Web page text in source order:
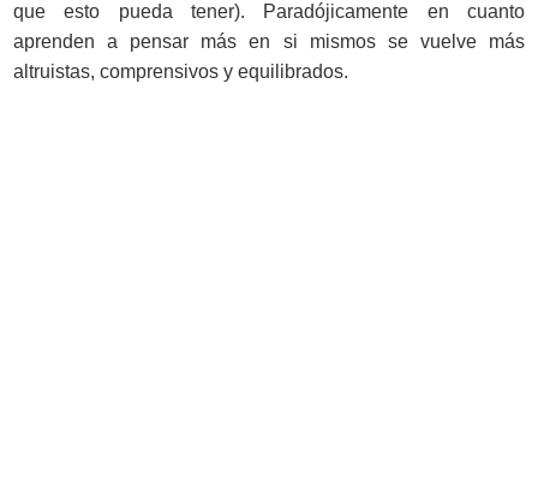
que esto pueda tener). Paradójicamente en cuanto
aprenden a pensar más en si mismos se vuelve más
altruistas, comprensivos y equilibrados.